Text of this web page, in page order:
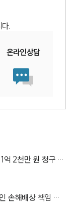
.
온라인상담
건설변호사 | 공사대금소송 피고 도와 원고의 1억 2천만 원 청구 전부 기각
건축전문변호사 | 건축법 위반 주장에도 상속인 손해배상 책임 전부 부정